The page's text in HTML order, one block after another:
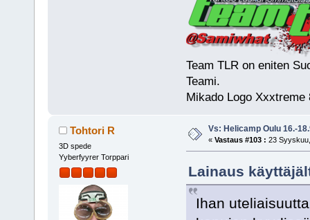
Team TLR on eniten
Teami.
Mikado Logo
Tohtori R
3D spede
Yyberfyyrer Torppari
Vs: Helicamp Oulu 16.-
« Vastaus #103 : 23
Lainaus
Ihan